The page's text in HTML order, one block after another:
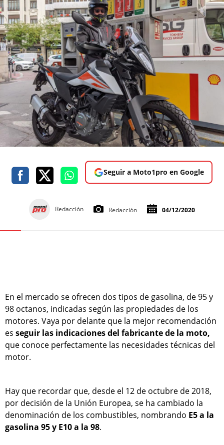
Seguir a Moto1pro en Google
Redacción Redacción 04/12/2020
En el mercado se ofrecen dos tipos de gasolina, de 95 y
98 octanos, indicadas según las propiedades de los
motores. Vaya por delante que la mejor recomendación
es seguir las indicaciones del fabricante de la moto,
que conoce perfectamente las necesidades técnicas del
motor.
Hay que recordar que, desde el 12 de octubre de 2018,
por decisión de la Unión Europea, se ha cambiado la
denominación de los combustibles, nombrando E5 a la
gasolina 95 y E10 a la 98.